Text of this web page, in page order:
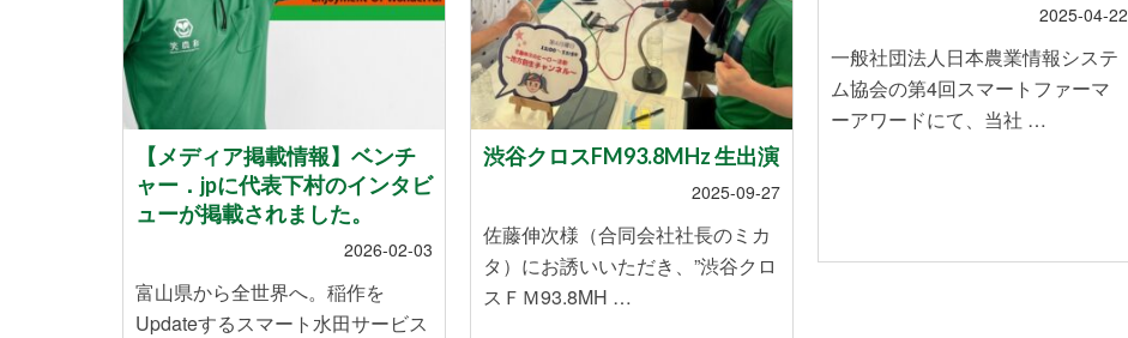
【メディア掲載情報】ベンチ
ャー．jpに代表下村のインタビ
ューが掲載されました。
2026-02-03
富山県から全世界へ。稲作を
Updateするスマート水田サービス
渋谷クロスFM93.8MHz 生出演
2025-09-27
佐藤伸次様（合同会社社長のミカ
タ）にお誘いいただき、”渋谷クロ
スＦＭ93.8MH …
2025-04-22
一般社団法人日本農業情報システ
ム協会の第4回スマートファーマ
ーアワードにて、当社 …